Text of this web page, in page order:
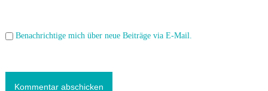
Benachrichtige mich über neue Beiträge via E-Mail.